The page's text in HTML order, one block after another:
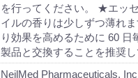
を行ってください。 ★エッ
イルの香りは少しずつ薄れ
り効果を高めるために 60 日
製品と交換することを推奨し
NeilMed Pharmaceuticals,